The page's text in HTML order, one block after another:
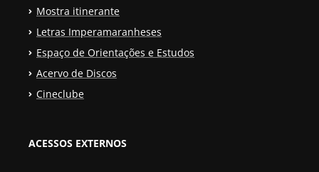
Mostra itinerante
Letras Imperamaranheses
Espaço de Orientações e Estudos
Acervo de Discos
Cineclube
ACESSOS EXTERNOS